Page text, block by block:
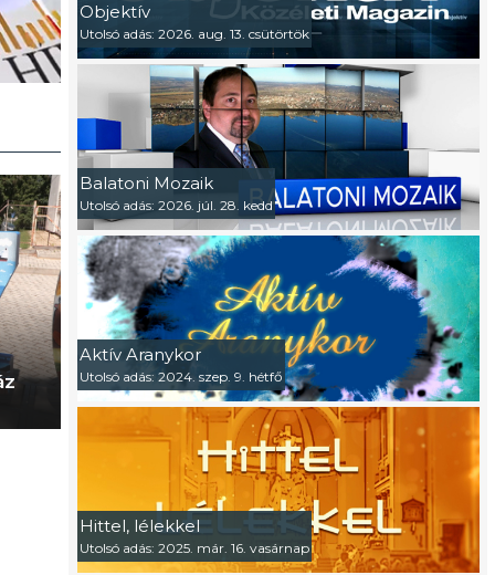
Objektív
Utolsó adás: 2026. aug. 13. csütörtök
Balatoni Mozaik
Utolsó adás: 2026. júl. 28. kedd
Aktív Aranykor
Utolsó adás: 2024. szep. 9. hétfő
Hittel, lélekkel
Utolsó adás: 2025. már. 16. vasárnap